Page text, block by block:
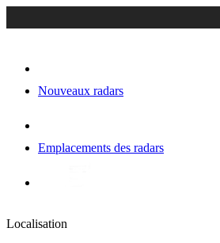
Nouveaux radars
Emplacements des radars
Localisation